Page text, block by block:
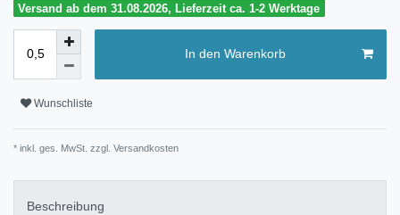
Versand ab dem 31.08.2026, Lieferzeit ca. 1-2 Werktage
In den Warenkorb
Wunschliste
* inkl. ges. MwSt. zzgl. Versandkosten
Beschreibung